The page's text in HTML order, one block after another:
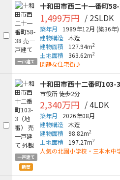
一戸建て
十和田市西二十一番町
1,499万円 / 2SLDK
築年月 1989年12月 (築36年)
建物構造 木造
建物面積
127.94m2
土地面積 363.62m2
閑静な住宅街♪
一戸建て
新築
十和田市西十二番町103-3
市役所徒歩2分
2,340万円 / 4LDK
築年月
2026年08月
建物構造 木造
建物面積
98.82m2
土地面積 197.27m2
人気の北園小学校・三本木中